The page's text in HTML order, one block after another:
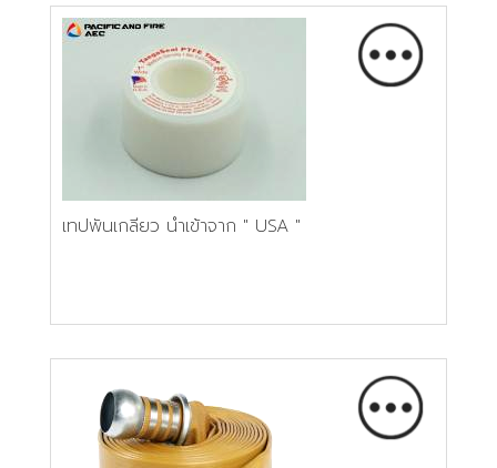
เทปพันเกลียว นำเข้าจาก " USA "